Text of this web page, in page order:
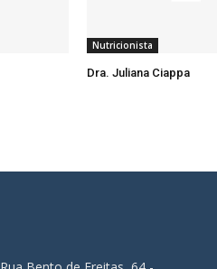
Nutricionista
Dra. Juliana Ciappa